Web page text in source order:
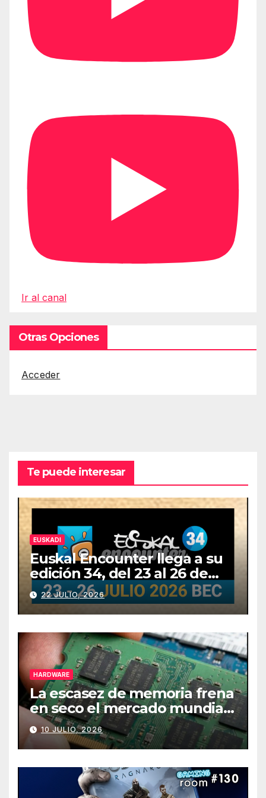
Ir al canal
Otras Opciones
Acceder
Te puede interesar
EUSKADI
Euskal Encounter llega a su
edición 34, del 23 al 26 de
julio
22 JULIO, 2026
HARDWARE
La escasez de memoria frena
en seco el mercado mundial
de PCs
10 JULIO, 2026